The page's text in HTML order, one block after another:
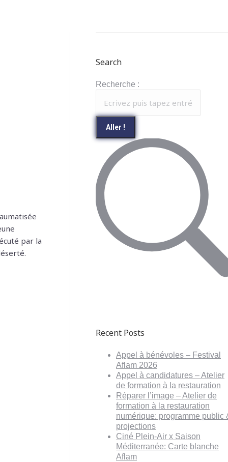
par la
Search
Recherche :
Recent Posts
Appel à bénévoles – Festival
Aflam 2026
Appel à candidatures – Atelier
de formation à la restauration
Réparer l’image – Atelier de
formation à la restauration
numérique: programme public
projections
Ciné Plein-Air x Saison
Méditerranée: Carte blanche
Aflam